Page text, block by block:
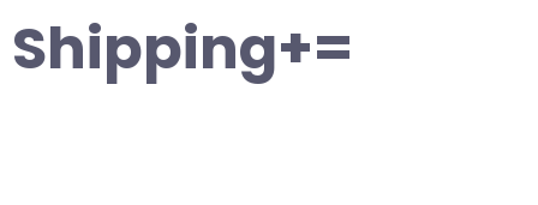
Shipping+=